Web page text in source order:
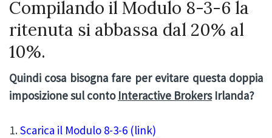
Compilando il Modulo 8-3-6 la
ritenuta si abbassa dal 20% al
10%.
Quindi cosa bisogna fare per evitare questa doppia
imposizione sul conto Interactive BrokersIrlanda?
Scarica il Modulo 8-3-6 (link)